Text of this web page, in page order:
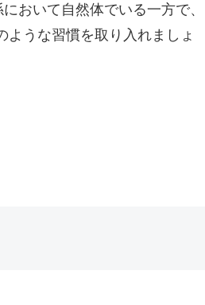
おいて自然体でいる一方で、
うな習慣を取り入れましょ